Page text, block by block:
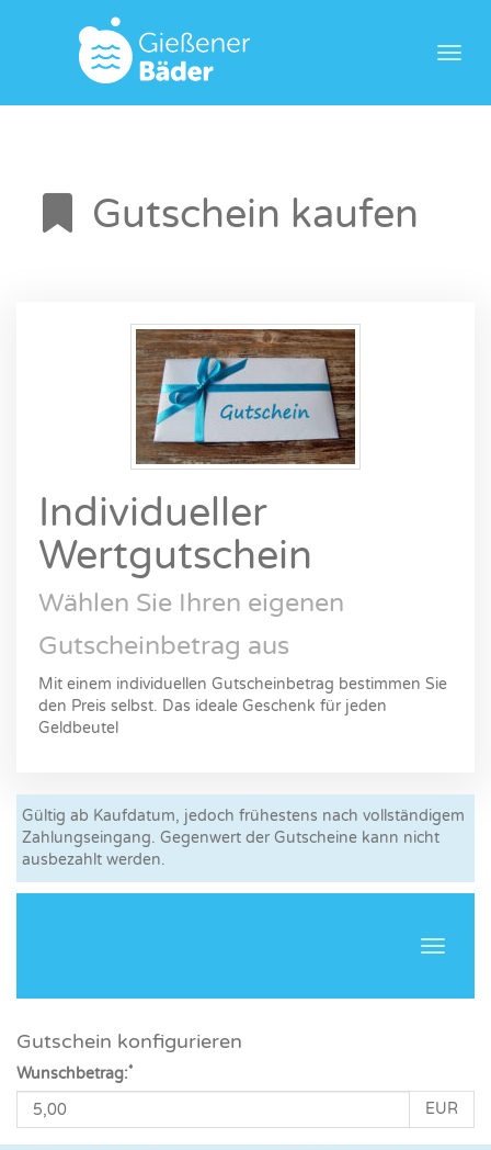
Gutschein kaufen
Individueller
Wertgutschein
Wählen Sie Ihren eigenen
Gutscheinbetrag aus
Mit einem individuellen Gutscheinbetrag bestimmen Sie
den Preis selbst. Das ideale Geschenk für jeden
Geldbeutel
Gültig ab Kaufdatum, jedoch frühestens nach vollständigem
Zahlungseingang. Gegenwert der Gutscheine kann nicht
ausbezahlt werden.
Gutschein konfigurieren
Wunschbetrag:*
EUR